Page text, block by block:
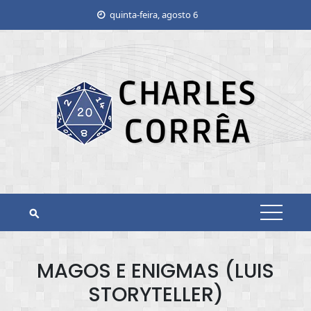
quinta-feira, agosto 6
MAGOS E ENIGMAS (LUIS
STORYTELLER)